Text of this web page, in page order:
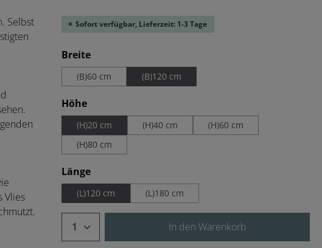
Sofort verfügbar, Lieferzeit: 1-3 Tage
Breiteauswählen
(B)60 cm (B)120 cm
Höheauswählen
(H)20 cm (H)40 cm
(H)60 cm
(H)80 cm
Längeauswählen
(L)120 cm (L)180 cm
Produkt Anzahl: Gib den
In den Warenkorb
Selbst
Vlies